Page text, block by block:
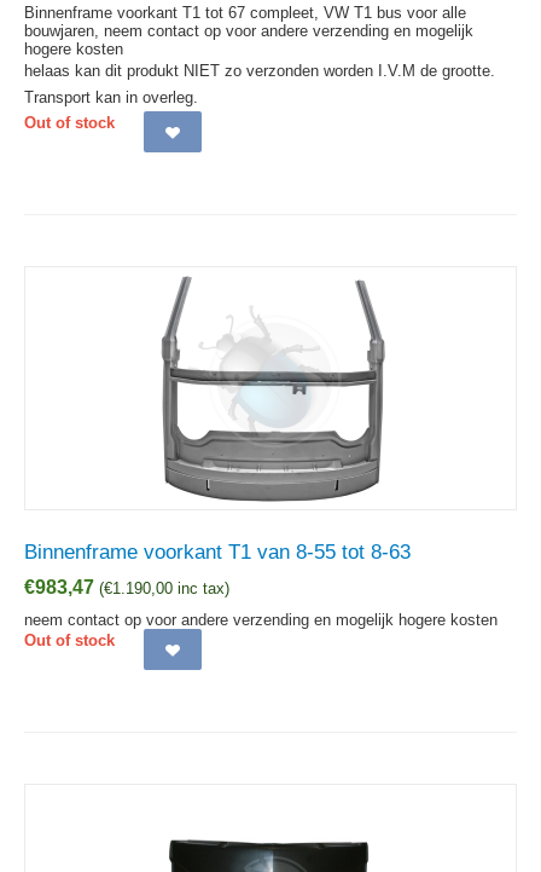
Binnenframe voorkant T1 tot 67 compleet, VW T1 bus voor alle
bouwjaren, neem contact op voor andere verzending en mogelijk
hogere kosten
helaas kan dit produkt NIET zo verzonden worden I.V.M de grootte.
Transport kan in overleg.
Out of stock
Binnenframe voorkant T1 van 8-55 tot 8-63
€983,47 (€1.190,00 inc tax)
neem contact op voor andere verzending en mogelijk hogere kosten
Out of stock